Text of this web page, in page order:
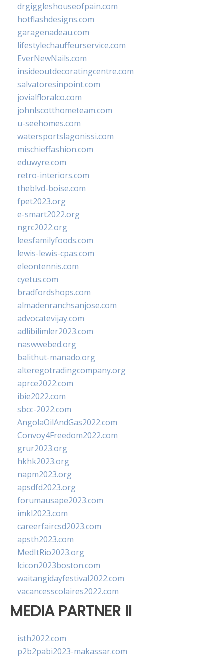
drgiggleshouseofpain.com
hotflashdesigns.com
garagenadeau.com
lifestylechauffeurservice.com
EverNewNails.com
insideoutdecoratingcentre.com
salvatoresinpoint.com
jovialfloralco.com
johnlscotthometeam.com
u-seehomes.com
watersportslagonissi.com
mischieffashion.com
eduwyre.com
retro-interiors.com
theblvd-boise.com
fpet2023.org
e-smart2022.org
ngrc2022.org
leesfamilyfoods.com
lewis-lewis-cpas.com
eleontennis.com
cyetus.com
bradfordshops.com
almadenranchsanjose.com
advocatevijay.com
adlibilimler2023.com
naswwebed.org
balithut-manado.org
alteregotradingcompany.org
aprce2022.com
ibie2022.com
sbcc-2022.com
AngolaOilAndGas2022.com
Convoy4Freedom2022.com
grur2023.org
hkhk2023.org
napm2023.org
apsdfd2023.org
forumausape2023.com
imkl2023.com
careerfaircsd2023.com
apsth2023.com
MedItRio2023.org
lcicon2023boston.com
waitangidayfestival2022.com
vacancesscolaires2022.com
MEDIA PARTNER II
isth2022.com
p2b2pabi2023-makassar.com